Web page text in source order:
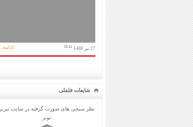
27 تیر 1400 20:41 ادامه...
شایعات فلفلی
نظر سنجی های صورت گرفته در سایت تبریز
تونز